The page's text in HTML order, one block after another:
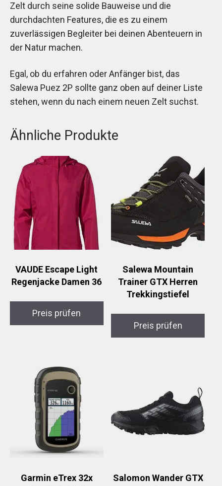
Zelt durch seine solide Bauweise und die
durchdachten Features, die es zu einem
zuverlässigen Begleiter bei deinen Abenteuern in
der Natur machen.
Egal, ob du erfahren oder Anfänger bist, das
Salewa Puez 2P sollte ganz oben auf deiner Liste
stehen, wenn du nach einem neuen Zelt suchst.
Ähnliche Produkte
VAUDE Escape Light
Regenjacke Damen 36
Preis prüfen
Salewa Mountain
Trainer GTX Herren
Trekkingstiefel
Preis prüfen
Garmin eTrex 32x
Salomon Wander GTX